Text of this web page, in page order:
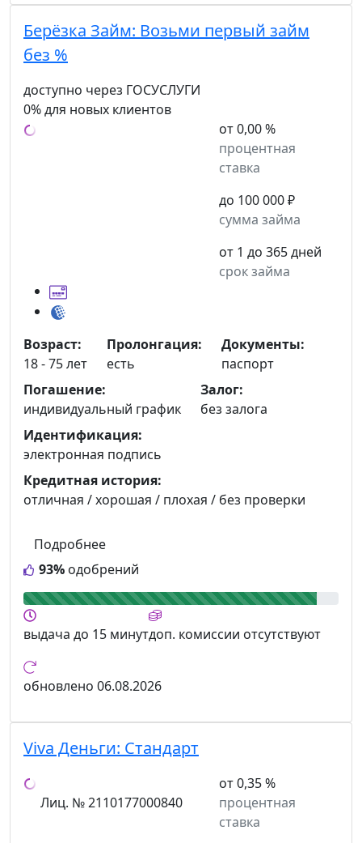
Берёзка Займ: Возьми первый займ
без %
доступно через ГОСУСЛУГИ
0% для новых клиентов
от 0,00 %
процентная
ставка
до 100 000 ₽
сумма займа
от 1 до 365 дней
срок займа
93% одобрений
Подробнее
Возраст:
18 - 75 лет
Пролонгация:
есть
Документы:
паспорт
Погашение:
индивидуальный график
Залог:
без залога
Идентификация:
электронная подпись
Кредитная история:
отличная / хорошая / плохая / без проверки
выдача до 15 минутдоп. комиссии отсутствуют
обновлено 06.08.2026
Viva Деньги: Стандарт
Лиц. № 2110177000840
от 0,35 %
процентная
ставка